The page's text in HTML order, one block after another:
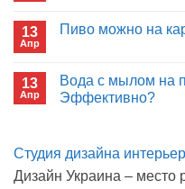
в
Сон
13
Апр
Пиво можно на
Пиво
можно
13
Апр
Вода с мылом на
Эффективно?
Вода
мылом
Студия дизайна
Дизайн Украина – место